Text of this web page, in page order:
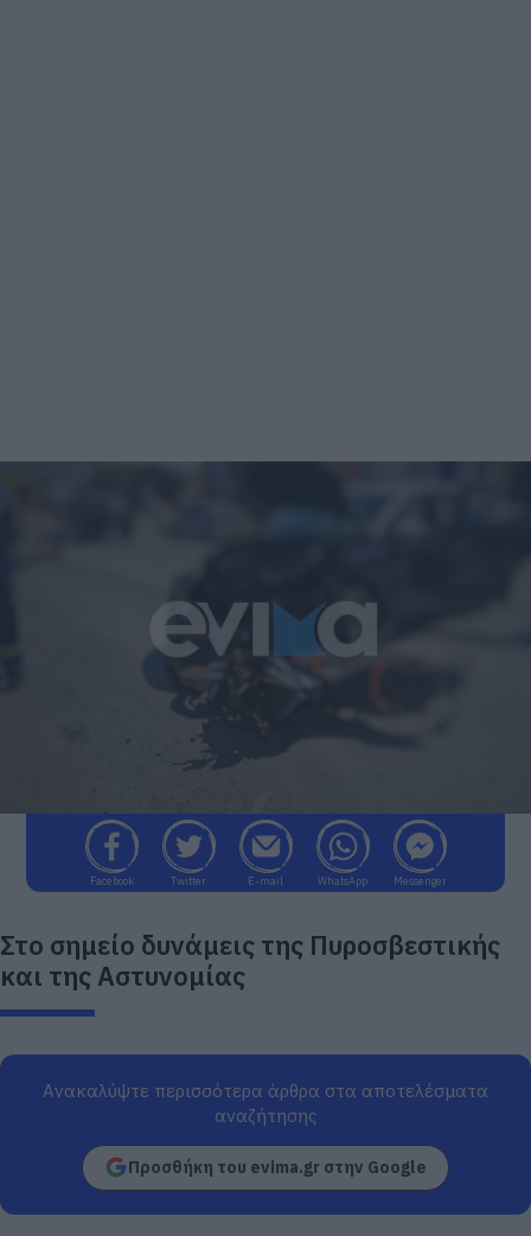
Facebook Twitter E-mail WhatsApp Messenger
Στο σημείο δυνάμεις της Πυροσβεστικής
και της Αστυνομίας
Ανακαλύψτε περισσότερα άρθρα στα αποτελέσματα
αναζήτησης
Προσθήκη του evima.gr στην Google